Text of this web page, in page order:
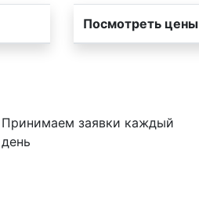
Посмотреть цены
Принимаем заявки каждый
день